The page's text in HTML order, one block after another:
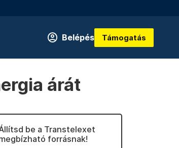
Belépés Támogatás
árát
be a Transtelexet
forrásnak!